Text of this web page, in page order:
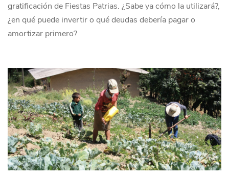
gratificación de Fiestas Patrias. ¿Sabe ya cómo la utilizará?,
¿en qué puede invertir o qué deudas debería pagar o
amortizar primero?